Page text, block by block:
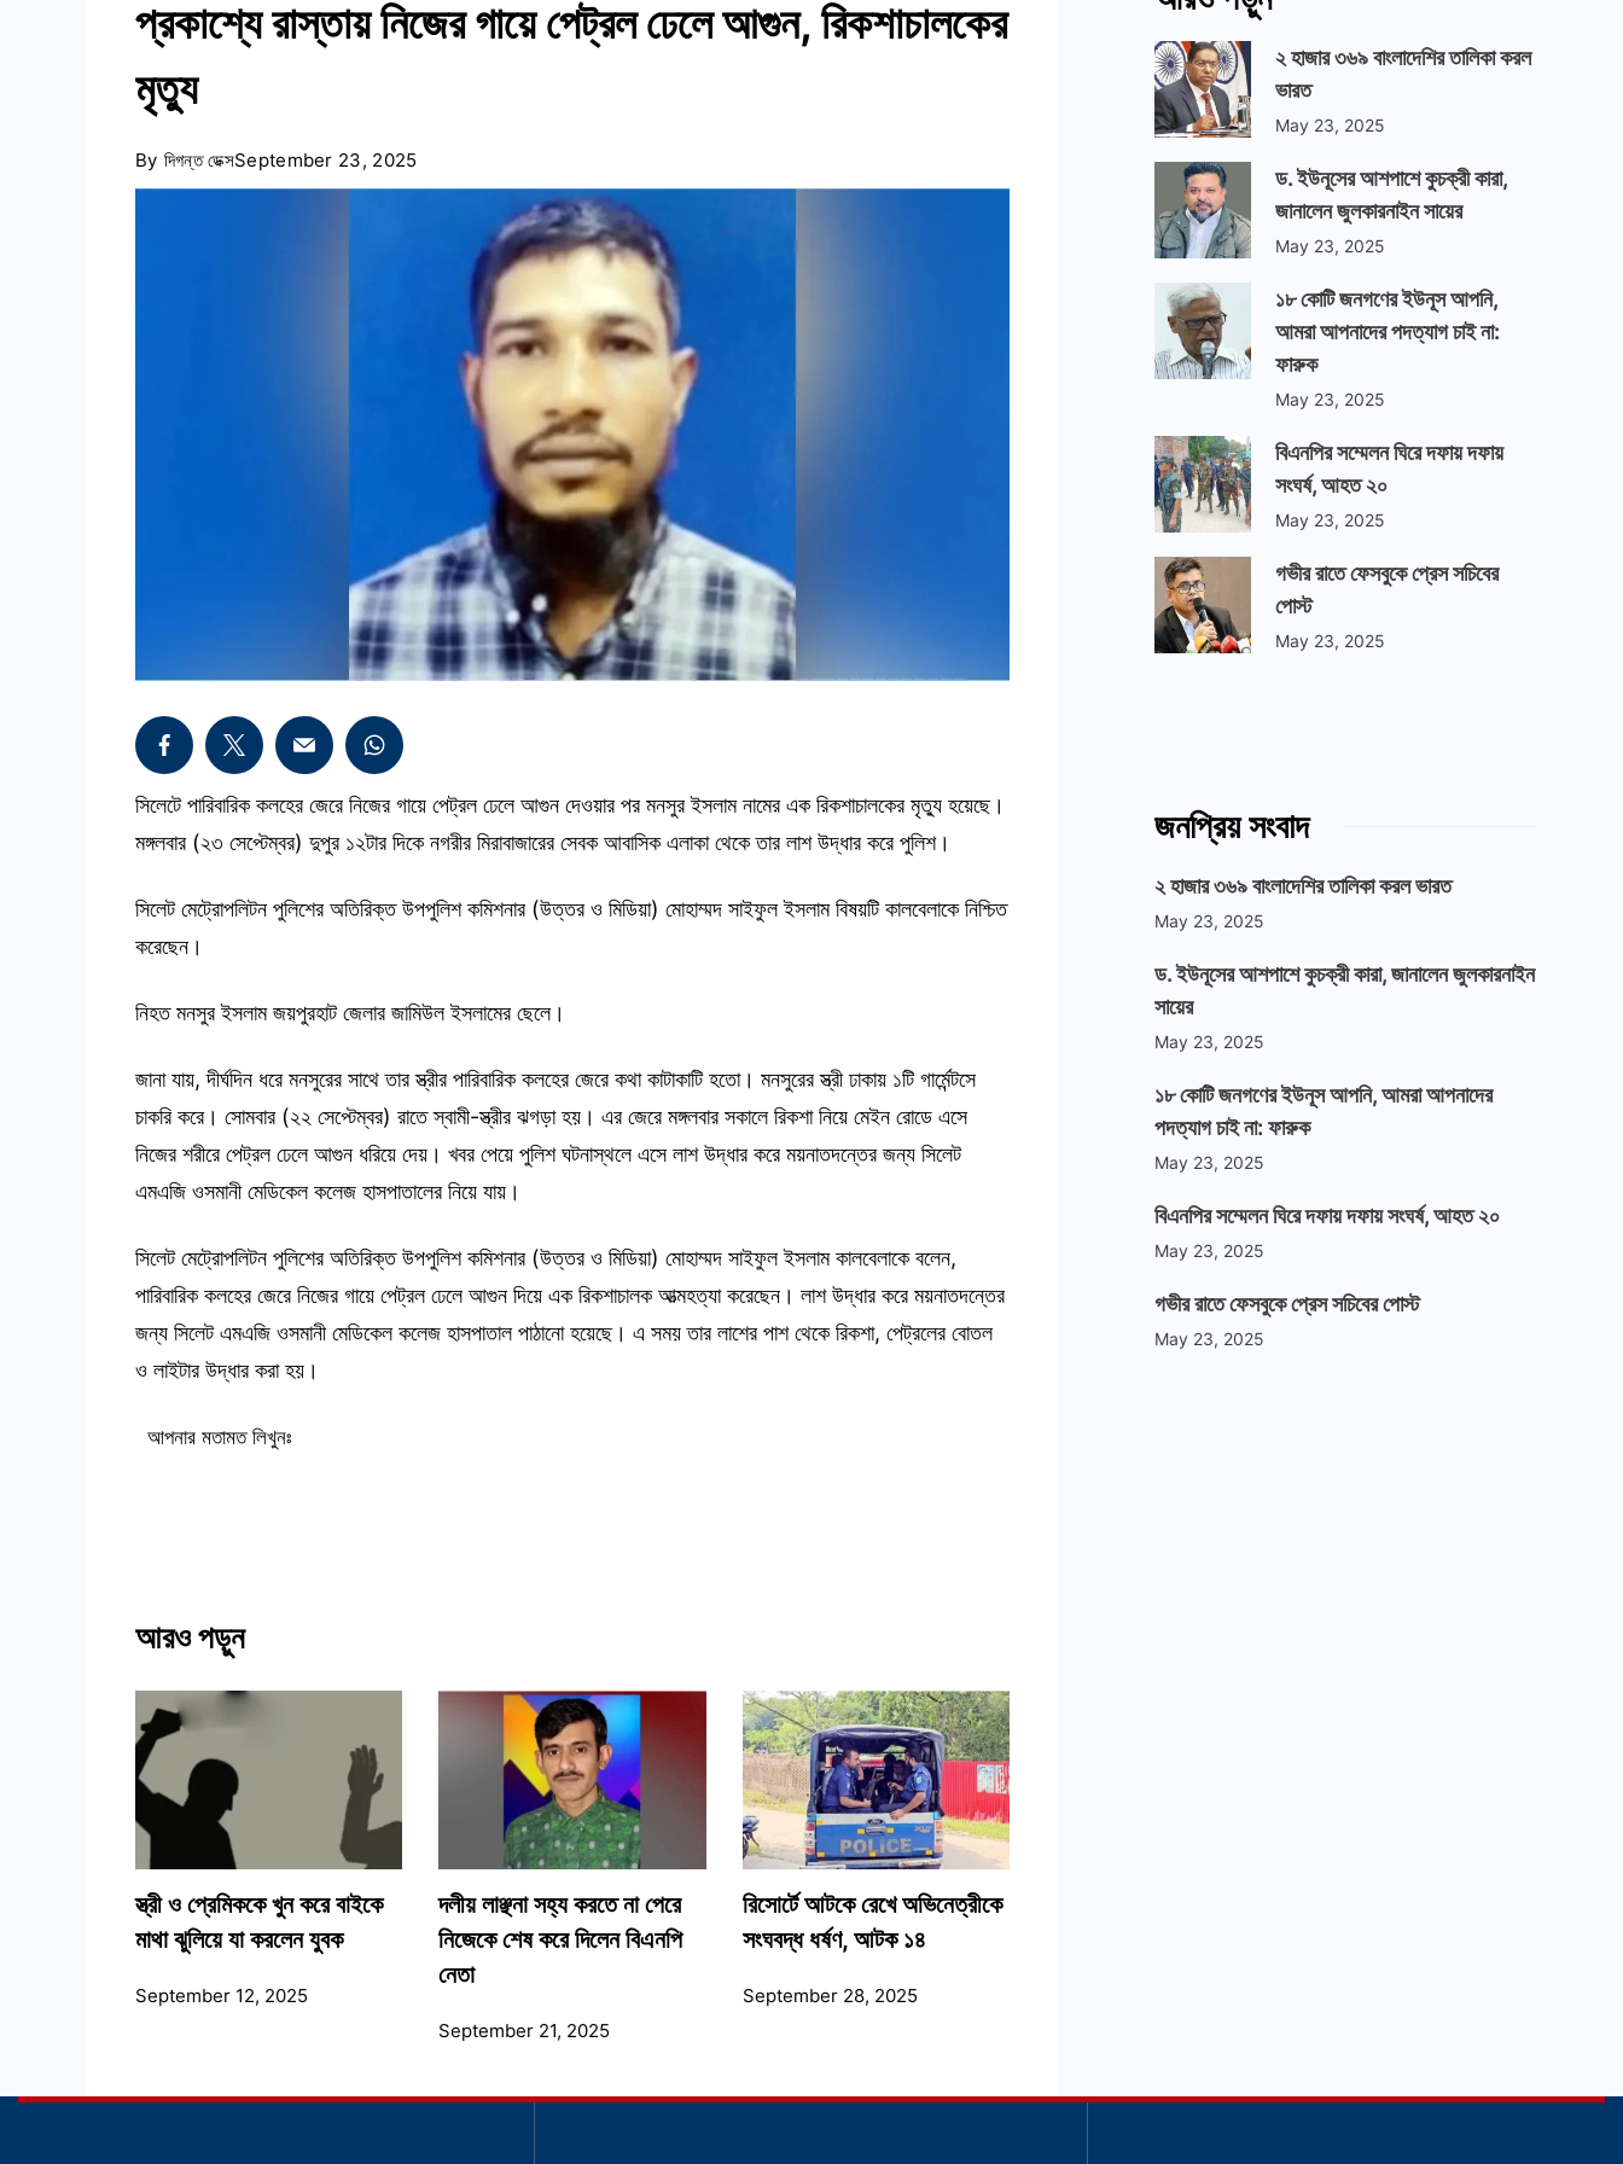
প্রকাশ্যে রাস্তায় নিজের গায়ে পেট্রল ঢেলে আগুন, রিকশাচালকের
মৃত্যু
By দিগন্ত ডেক্সSeptember 23, 2025
সিলেটে পারিবারিক কলহের জেরে নিজের গায়ে পেট্রল ঢেলে আগুন দেওয়ার পর মনসুর ইসলাম নামের এক রিকশাচালকের মৃত্যু হয়েছে।
মঙ্গলবার (২৩ সেপ্টেম্বর) দুপুর ১২টার দিকে নগরীর মিরাবাজারের সেবক আবাসিক এলাকা থেকে তার লাশ উদ্ধার করে পুলিশ।
সিলেট মেট্রোপলিটন পুলিশের অতিরিক্ত উপপুলিশ কমিশনার (উত্তর ও মিডিয়া) মোহাম্মদ সাইফুল ইসলাম বিষয়টি কালবেলাকে নিশ্চিত
করেছেন।
নিহত মনসুর ইসলাম জয়পুরহাট জেলার জামিউল ইসলামের ছেলে।
জানা যায়, দীর্ঘদিন ধরে মনসুরের সাথে তার স্ত্রীর পারিবারিক কলহের জেরে কথা কাটাকাটি হতো। মনসুরের স্ত্রী ঢাকায় ১টি গার্মেন্টসে
চাকরি করে। সোমবার (২২ সেপ্টেম্বর) রাতে স্বামী-স্ত্রীর ঝগড়া হয়। এর জেরে মঙ্গলবার সকালে রিকশা নিয়ে মেইন রোডে এসে
নিজের শরীরে পেট্রল ঢেলে আগুন ধরিয়ে দেয়। খবর পেয়ে পুলিশ ঘটনাস্থলে এসে লাশ উদ্ধার করে ময়নাতদন্তের জন্য সিলেট
এমএজি ওসমানী মেডিকেল কলেজ হাসপাতালের নিয়ে যায়।
সিলেট মেট্রোপলিটন পুলিশের অতিরিক্ত উপপুলিশ কমিশনার (উত্তর ও মিডিয়া) মোহাম্মদ সাইফুল ইসলাম কালবেলাকে বলেন,
পারিবারিক কলহের জেরে নিজের গায়ে পেট্রল ঢেলে আগুন দিয়ে এক রিকশাচালক আত্মহত্যা করেছেন। লাশ উদ্ধার করে ময়নাতদন্তের
জন্য সিলেট এমএজি ওসমানী মেডিকেল কলেজ হাসপাতাল পাঠানো হয়েছে। এ সময় তার লাশের পাশ থেকে রিকশা, পেট্রলের বোতল
ও লাইটার উদ্ধার করা হয়।
আপনার মতামত লিখুনঃ
আরও পড়ুন
স্ত্রী ও প্রেমিককে খুন করে বাইকে
মাথা ঝুলিয়ে যা করলেন যুবক
September 12, 2025
দলীয় লাঞ্ছনা সহ্য করতে না পেরে
নিজেকে শেষ করে দিলেন বিএনপি
নেতা
September 21, 2025
রিসোর্টে আটকে রেখে অভিনেত্রীকে
সংঘবদ্ধ ধর্ষণ, আটক ১৪
September 28, 2025
২ হাজার ৩৬৯ বাংলাদেশির তালিকা করল
ভারত
May 23, 2025
ড. ইউনূসের আশপাশে কুচক্রী কারা,
জানালেন জুলকারনাইন সায়ের
May 23, 2025
১৮ কোটি জনগণের ইউনূস আপনি,
আমরা আপনাদের পদত্যাগ চাই না:
ফারুক
May 23, 2025
বিএনপির সম্মেলন ঘিরে দফায় দফায়
সংঘর্ষ, আহত ২০
May 23, 2025
গভীর রাতে ফেসবুকে প্রেস সচিবের
পোস্ট
May 23, 2025
জনপ্রিয় সংবাদ
২ হাজার ৩৬৯ বাংলাদেশির তালিকা করল ভারত
May 23, 2025
ড. ইউনূসের আশপাশে কুচক্রী কারা, জানালেন জুলকারনাইন
সায়ের
May 23, 2025
১৮ কোটি জনগণের ইউনূস আপনি, আমরা আপনাদের
পদত্যাগ চাই না: ফারুক
May 23, 2025
বিএনপির সম্মেলন ঘিরে দফায় দফায় সংঘর্ষ, আহত ২০
May 23, 2025
গভীর রাতে ফেসবুকে প্রেস সচিবের পোস্ট
May 23, 2025